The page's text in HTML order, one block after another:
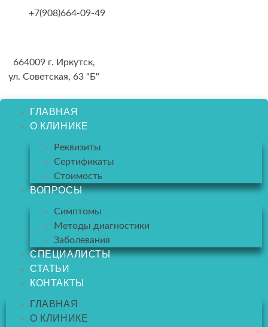
+7(908)664-09-49
664009 г. Иркутск,
ул. Советская, 63 "Б"
ГЛАВНАЯ
О КЛИНИКЕ
Реквизиты
Сертификаты
Стоимость
ВОПРОСЫ
Симптомы
Методы диагностики
Заболевания
СПЕЦИАЛИСТЫ
СТАТЬИ
КОНТАКТЫ
ГЛАВНАЯ
О КЛИНИКЕ